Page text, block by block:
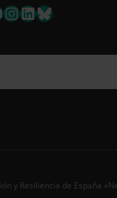
Instagram
LinkedIn
Bluesky
y Resiliencia de España